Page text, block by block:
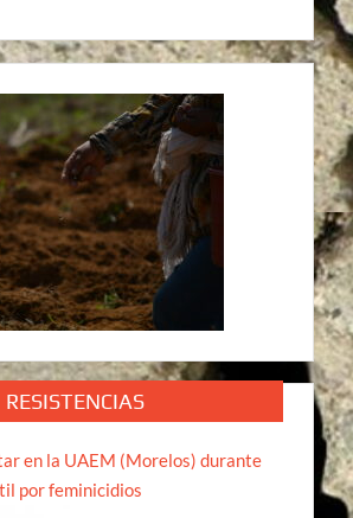
RESISTENCIAS
en la UAEM (Morelos) durante
por feminicidios